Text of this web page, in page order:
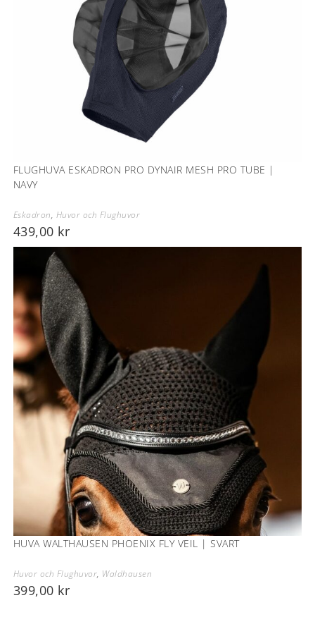
FLUGHUVA ESKADRON PRO DYNAIR MESH PRO TUBE |
NAVY
Eskadron, Huvor och Flughuvor
439,00 kr
HUVA WALTHAUSEN PHOENIX FLY VEIL | SVART
Huvor och Flughuvor, Waldhausen
399,00 kr